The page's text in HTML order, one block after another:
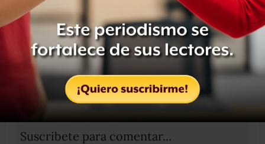
Compartir Leer después
OCULTAR COMENTARIOS
Suscribete para comentar...